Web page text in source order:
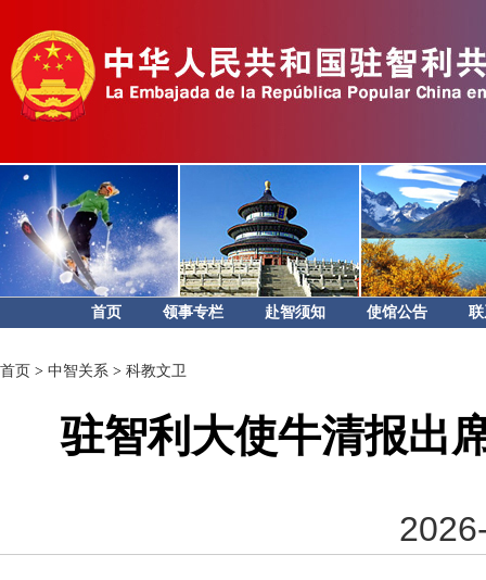
首页 领事专栏 赴智须知 使馆公告
首页 > 中智关系 > 科教文卫
驻智利大使牛清报出